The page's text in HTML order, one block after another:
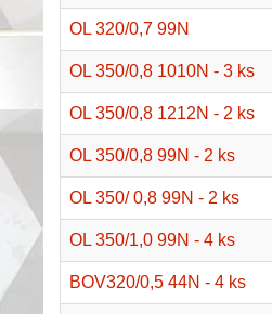
OL 320/0,7 99N
OL 350/0,8 1010N - 3 ks
OL 350/0,8 1212N - 2 ks
OL 350/0,8 99N - 2 ks
OL 350/ 0,8 99N - 2 ks
OL 350/1,0 99N - 4 ks
BOV320/0,5 44N - 4 ks